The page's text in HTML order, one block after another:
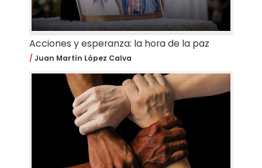
Acciones y esperanza: la hora de la paz
Juan Martín López Calva